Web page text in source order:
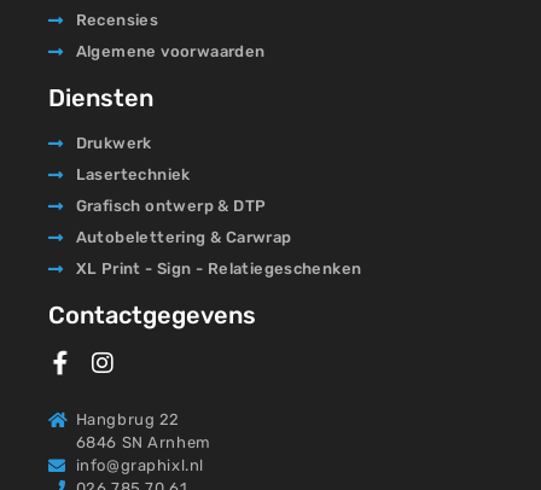
Recensies
Algemene voorwaarden
Diensten
Drukwerk
Lasertechniek
Grafisch ontwerp & DTP
Autobelettering & Carwrap
XL Print - Sign - Relatiegeschenken
Contactgegevens
Hangbrug 22
6846 SN Arnhem
info@graphixl.nl